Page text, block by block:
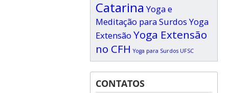
Catarina Yoga e
Meditação para Surdos Yoga
Extensão Yoga Extensão
no CFH Yoga para Surdos UFSC
CONTATOS